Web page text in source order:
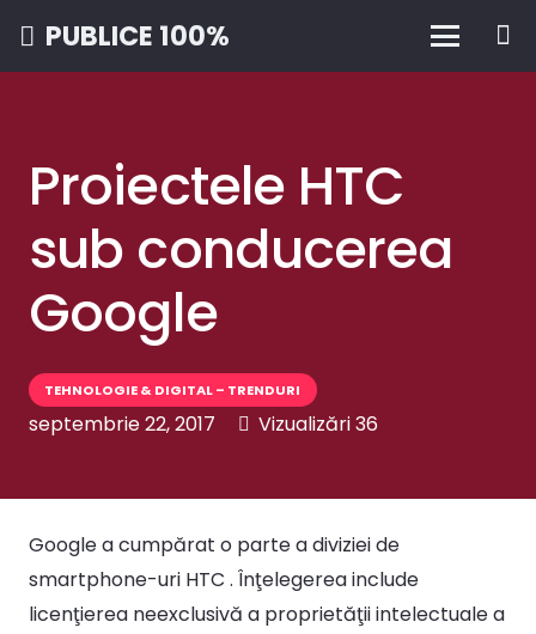
PUBLICE 100%
Proiectele HTC
sub conducerea
Google
TEHNOLOGIE & DIGITAL – TRENDURI
septembrie 22, 2017 Vizualizări36
Google a cumpărat o parte a diviziei de
smartphone-uri HTC . Înţelegerea include
licenţierea neexclusivă a proprietăţii intelectuale a